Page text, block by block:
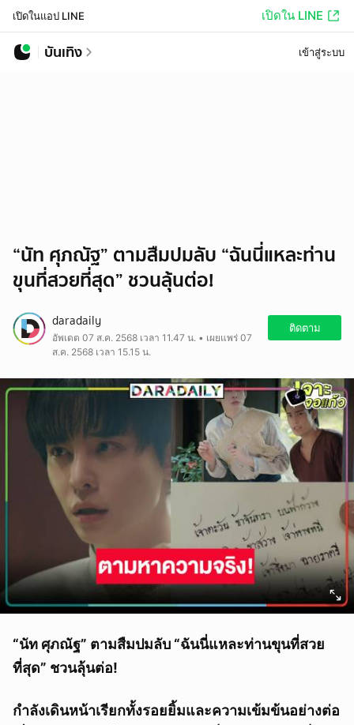
เปิดในแอป LINE เปิดใน LINE
บันเทิง เข้าสู่ระบบ
“นัท ศุภณัฐ” ตามสืมปมลับ “ฉันนี่แหละท่าน
ขุนที่สวยที่สุด” ชวนลุ้นต่อ!
daradaily
อัพเดต 07 ส.ค. 2568 เวลา 11.47 น. • เผยแพร่ 07
ส.ค. 2568 เวลา 15.15 น.
ติดตาม
“นัท ศุภณัฐ” ตามสืมปมลับ “ฉันนี่แหละท่านขุนที่สวย
ที่สุด” ชวนลุ้นต่อ!
กำลังเดินหน้าเรียกทั้งรอยยิ้มและความเข้มข้นอย่างต่อ